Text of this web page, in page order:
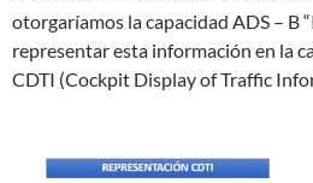
otorgaríamos la capacidad ADS – B
representar esta información en la
CDTI (Cockpit Display of Traffic